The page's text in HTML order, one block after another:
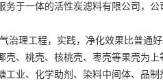
于一体的活性炭滤料有限公司，
理工程，实践，净化效果比普通
、桃壳、核桃壳、枣壳等果壳为
业、化学助剂、染料中间体、品制